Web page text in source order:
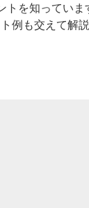
を知ってい
例も交えて解